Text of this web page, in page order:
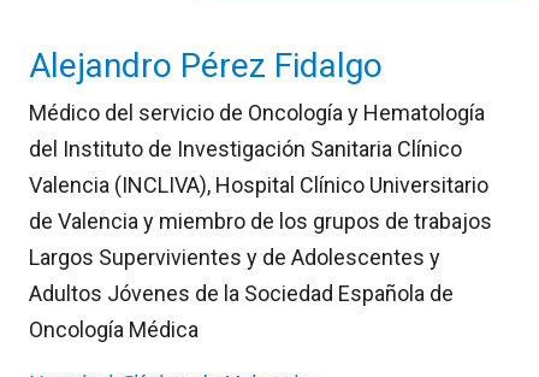
Alejandro Pérez Fidalgo
Médico del servicio de Oncología y Hematología
del Instituto de Investigación Sanitaria Clínico
Valencia (INCLIVA), Hospital Clínico Universitario
de Valencia y miembro de los grupos de trabajos
Largos Supervivientes y de Adolescentes y
Adultos Jóvenes de la Sociedad Española de
Oncología Médica